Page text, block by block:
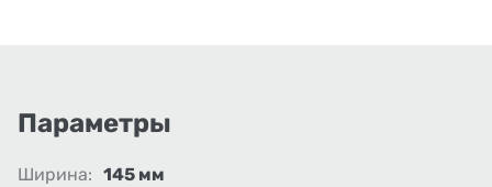
Параметры
Ширина: 145 мм